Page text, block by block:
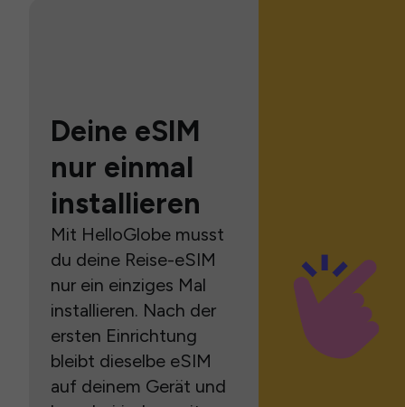
Deine eSIM
nur einmal
installieren
Mit HelloGlobe musst
du deine Reise-eSIM
nur ein einziges Mal
installieren. Nach der
ersten Einrichtung
bleibt dieselbe eSIM
auf deinem Gerät und